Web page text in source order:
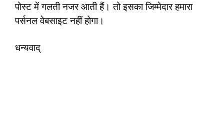
पोस्ट में गलती नजर आती हैं। तो इसका जिम्मेदार हमारा
पर्सनल वेबसाइट नहीं होगा।
धन्यवाद्